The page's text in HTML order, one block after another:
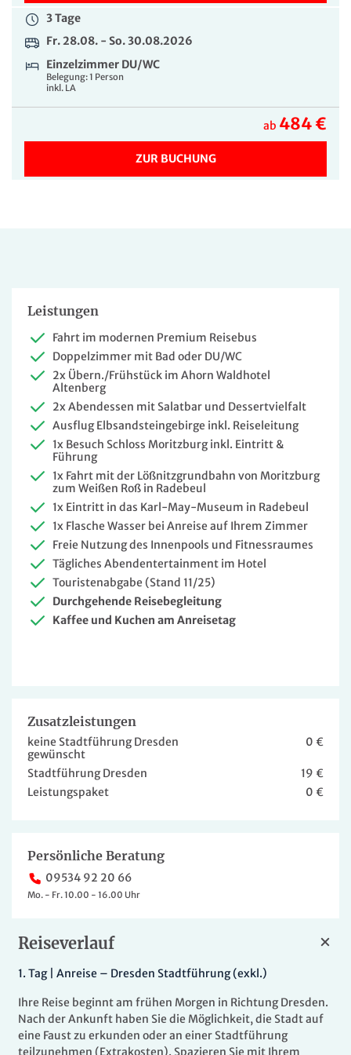
3 Tage
Fr. 28.08. - So. 30.08.2026
Einzelzimmer DU/WC
Belegung: 1 Person
inkl. LA
ab 484 €
ZUR BUCHUNG
Reiseverlauf
1. Tag | Anreise – Dresden Stadtführung (exkl.)
Ihre Reise beginnt am frühen Morgen in Richtung Dresden.
Nach der Ankunft haben Sie die Möglichkeit, die Stadt auf
eine Faust zu erkunden oder an einer Stadtführung
teilzunehmen (Extrakosten). Spazieren Sie mit Ihrem
Leistungen
Fahrt im modernen Premium Reisebus
Doppelzimmer mit Bad oder DU/WC
2x Übern./Frühstück im Ahorn Waldhotel
Altenberg
2x Abendessen mit Salatbar und Dessertvielfalt
Ausflug Elbsandsteingebirge inkl. Reiseleitung
1x Besuch Schloss Moritzburg inkl. Eintritt &
Führung
1x Fahrt mit der Lößnitzgrundbahn von Moritzburg
zum Weißen Roß in Radebeul
1x Eintritt in das Karl-May-Museum in Radebeul
1x Flasche Wasser bei Anreise auf Ihrem Zimmer
Freie Nutzung des Innenpools und Fitnessraumes
Tägliches Abendentertainment im Hotel
Touristenabgabe (Stand 11/25)
Durchgehende Reisebegleitung
Kaffee und Kuchen am Anreisetag
Zusatzleistungen
keine Stadtführung Dresden
gewünscht
0 €
Stadtführung Dresden
19 €
Leistungspaket
0 €
Persönliche Beratung
09534 92 20 66
Mo. - Fr. 10.00 - 16.00 Uhr